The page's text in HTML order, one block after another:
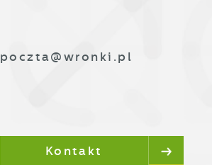
poczta@wronki.pl
Kontakt